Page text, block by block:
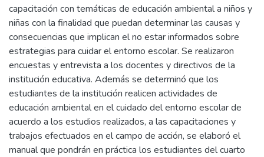
capacitación con temáticas de educación ambiental a niños y
niñas con la finalidad que puedan determinar las causas y
consecuencias que implican el no estar informados sobre
estrategias para cuidar el entorno escolar. Se realizaron
encuestas y entrevista a los docentes y directivos de la
institución educativa. Además se determinó que los
estudiantes de la institución realicen actividades de
educación ambiental en el cuidado del entorno escolar de
acuerdo a los estudios realizados, a las capacitaciones y
trabajos efectuados en el campo de acción, se elaboró el
manual que pondrán en práctica los estudiantes del cuarto